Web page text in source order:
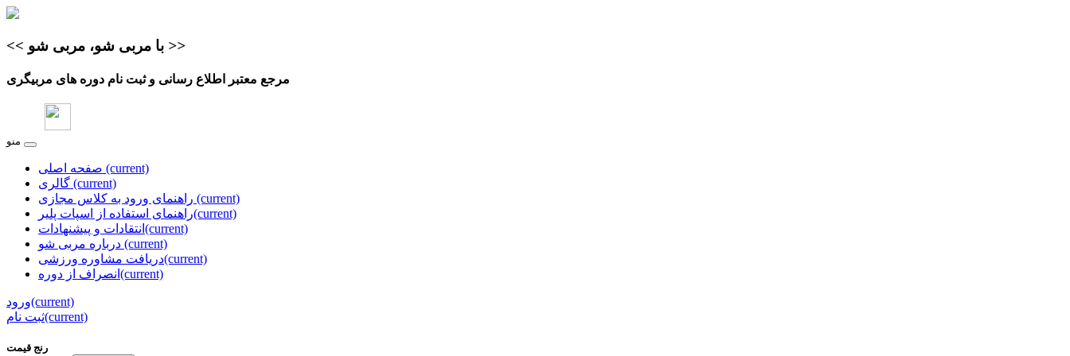
<< >>
مرجع معتبر اطلاع‌ رسانی و ثبت نام دوره های مربیگری
منو
(current)
(current)
(current)
راهنمای استفاده از اسپات پلیر(current)
انتقادات و پیشنهادات (current)
(current)
دریافت مشاوره ورزشی(current)
انصراف از دوره (current)
ورود(current)
ثبت نام(current)
رنج قیمت